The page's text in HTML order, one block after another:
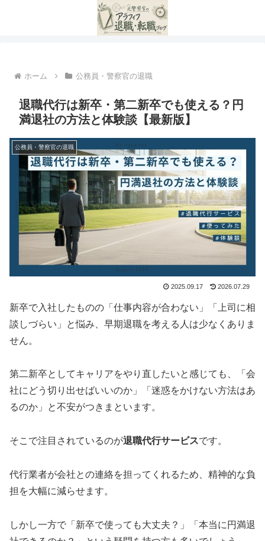
ホーム 公務員・警察官の退職
退職代行は新卒・第二新卒でも使える？円
満退社の方法と体験談【最新版】
公務員・警察官の退職
2025.09.17 2026.07.29
新卒で入社したものの「仕事内容が合わない」「上司に相
談しづらい」と悩み、早期退職を考える人は少なくありま
せん。
第二新卒としてキャリアをやり直したいと感じても、「会
社にどう切り出せばいいのか」「迷惑をかけない方法はあ
るのか」と不安がつきまといます。
そこで注目されているのが退職代行サービスです。
代行業者が会社との連絡を担ってくれるため、精神的な負
担を大幅に減らせます。
しかし一方で「新卒で使っても大丈夫？」「本当に円満退